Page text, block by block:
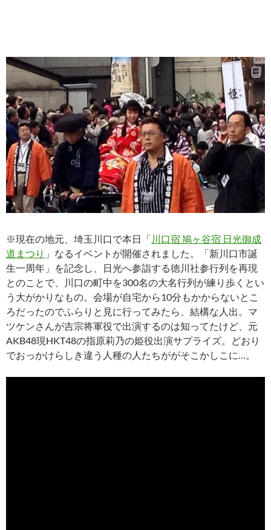
※現在の地元、埼玉川口で本日「 川口宿 鳩ヶ谷宿 日光御成
道まつり 」なるイベントが開催されました。「新川口市誕
生一周年」を記念し、日光へ参詣する徳川社参行列を再現
とのことで、川口の町中を300名の大名行列が練り歩くとい
う大がかりなもの。会場が自宅から10分もかからないとこ
ろだったのでふらりと見に行ってみたら、結構な人出。マ
ツケンさんが吉宗将軍役で出演するのは知ってたけど、元
AKB48現HKT48の指原莉乃の姫役出演サプライズ。どおり
でおっかけらしき違う人種の人たちががそこかしこに…。